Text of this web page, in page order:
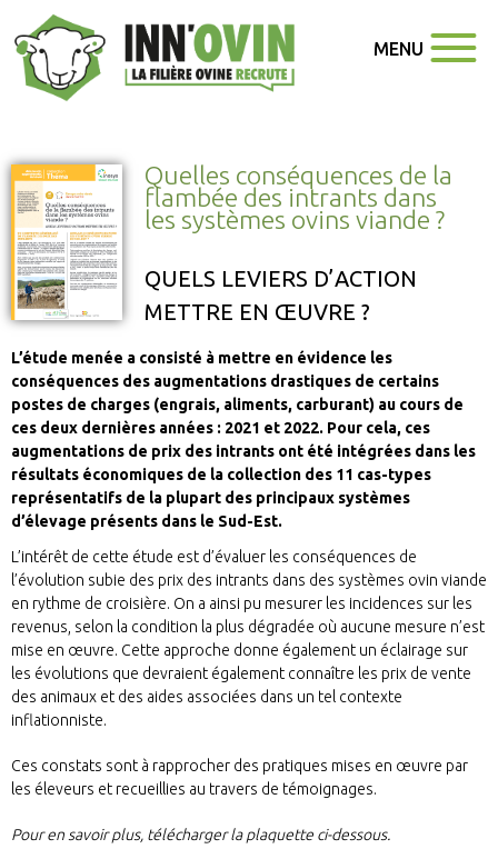
MENU
Quelles conséquences de la
flambée des intrants dans
les systèmes ovins viande ?
QUELS LEVIERS D’ACTION
METTRE EN ŒUVRE ?
L’étude menée a consisté à mettre en évidence les
conséquences des augmentations drastiques de certains
postes de charges (engrais, aliments, carburant) au cours de
ces deux dernières années : 2021 et 2022. Pour cela, ces
augmentations de prix des intrants ont été intégrées dans les
résultats économiques de la collection des 11 cas-types
représentatifs de la plupart des principaux systèmes
d’élevage présents dans le Sud-Est.
L’intérêt de cette étude est d’évaluer les conséquences de
l’évolution subie des prix des intrants dans des systèmes ovin viande
en rythme de croisière. On a ainsi pu mesurer les incidences sur les
revenus, selon la condition la plus dégradée où aucune mesure n’est
mise en œuvre. Cette approche donne également un éclairage sur
les évolutions que devraient également connaître les prix de vente
des animaux et des aides associées dans un tel contexte
inflationniste.
Ces constats sont à rapprocher des pratiques mises en œuvre par
les éleveurs et recueillies au travers de témoignages.
Pour en savoir plus, télécharger la plaquette ci-dessous.